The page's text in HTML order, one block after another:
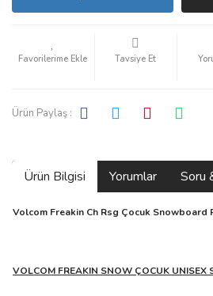
Tavsiye Et
Ürün Paylaş :
Ürün Bilgisi Yorumlar Soru
Volcom Freakin Ch Rsg Çocuk Snowboard
VOLCOM FREAKIN SNOW ÇOCUK UNISEX